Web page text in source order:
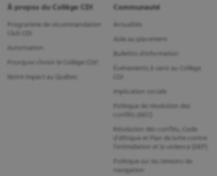
À propos du Collège CDI
Programme de recommandation
Club CDI
Autorisation
Pourquoi choisir le Collège CDI?
Notre impact au Québec
Communauté
Actualités
Aide au placement
Bulletins d'information
Événements à venir au Collège
CDI
Implication sociale
Politique de résolution des
conflits (AEC)
Résolution des conflits, Code
d’éthique et Plan de lutte contre
l’intimidation et la violence (DEP)
Politique sur les témoins de
navigation